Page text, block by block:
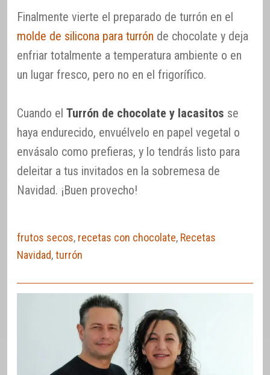
Finalmente vierte el preparado de turrón en el
molde de silicona para turrón de chocolate y deja
enfriar totalmente a temperatura ambiente o en
un lugar fresco, pero no en el frigorífico.
Cuando el Turrón de chocolate y lacasitos se
haya endurecido, envuélvelo en papel vegetal o
envásalo como prefieras, y lo tendrás listo para
deleitar a tus invitados en la sobremesa de
Navidad. ¡Buen provecho!
frutos secos, recetas con chocolate, Recetas
Navidad,turrón